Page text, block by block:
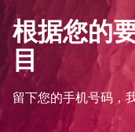
根据您的
目
留下您的手机号码，